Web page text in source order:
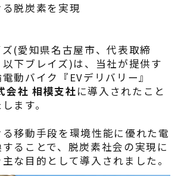
電動アシスト自転車
（税込¥248,000）
詳細を見る
近くの店舗を見る
購入する
脱炭素を実現
(愛知県名古屋市、代表取締
下ブレイズ)は、当社が提供す
動バイク『EVデリバリー』
会社 相模支社に導入されたこと
ます。
移動手段を環境性能に優れた電
ることで、脱炭素社会の実現に
な目的として導入されました。